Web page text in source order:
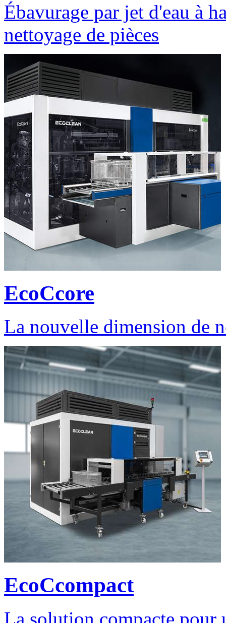
Ébavurage par jet d'eau à
nettoyage de pièces
EcoCcore
La nouvelle dimension de
EcoCcompact